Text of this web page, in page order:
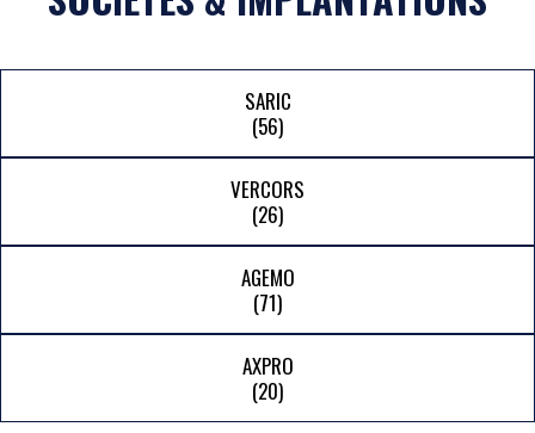
SARIC
(56)
VERCORS
(26)
AGEMO
(71)
AXPRO
(20)